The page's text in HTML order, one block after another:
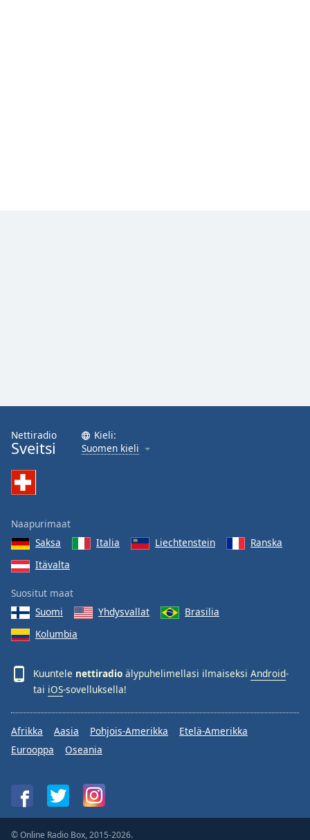
Nettiradio
Sveitsi
Kieli:
Suomen kieli
Naapurimaat
Saksa
Italia Liechtenstein
Ranska
Itävalta
Suositut maat
Suomi
Yhdysvallat
Brasilia
Kolumbia
Kuuntele nettiradio älypuhelimellasi ilmaiseksi Android-
tai iOS-sovelluksella!
Afrikka Aasia Pohjois-Amerikka
Etelä-Amerikka
Eurooppa
Oseania
© Online Radio Box, 2015-2026.